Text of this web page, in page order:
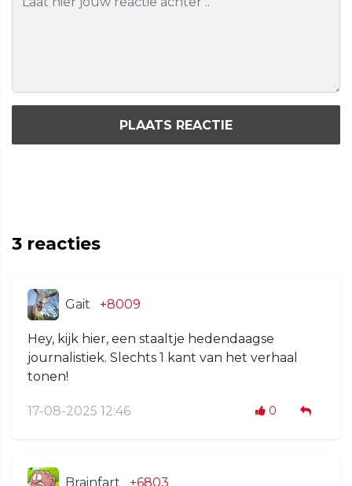
PLAATS REACTIE
3 reacties
Gait +8009
Hey, kijk hier, een staaltje hedendaagse
journalistiek. Slechts 1 kant van het verhaal
tonen!
17-08-2025 12:46 0
Brainfart +6803